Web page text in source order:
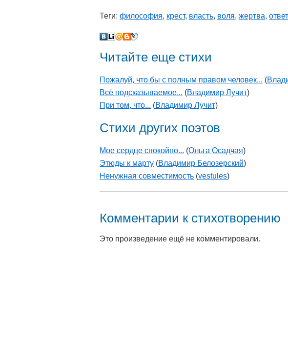
Теги: философия, крест, власть, воля, жертва,
Читайте еще стихи
Пожалуй, что бы с полным правом человек... (
Всё подсказываемое... (Владимир Лучит)
При том, что... (Владимир Лучит)
Стихи других поэтов
Мое сердце спокойно... (Ольга Осадчая)
Этюды к марту (Владимир Белозерский)
Ненужная совместимость (vestules)
Комментарии к стихотворению
Это произведение ещё не комментировали.